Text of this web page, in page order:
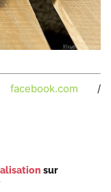
facebook.com /
sur